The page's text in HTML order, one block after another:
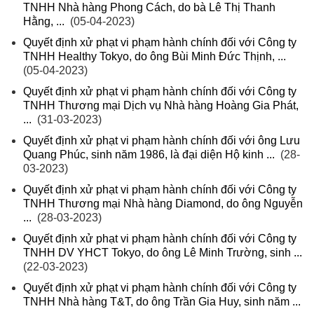
TNHH Nhà hàng Phong Cách, do bà Lê Thị Thanh
Hằng, ... (05-04-2023)
Quyết định xử phạt vi phạm hành chính đối với Công ty
TNHH Healthy Tokyo, do ông Bùi Minh Đức Thịnh, ...
(05-04-2023)
Quyết định xử phạt vi phạm hành chính đối với Công ty
TNHH Thương mại Dịch vụ Nhà hàng Hoàng Gia Phát,
... (31-03-2023)
Quyết định xử phạt vi phạm hành chính đối với ông Lưu
Quang Phúc, sinh năm 1986, là đại diện Hộ kinh ... (28-
03-2023)
Quyết định xử phạt vi phạm hành chính đối với Công ty
TNHH Thương mại Nhà hàng Diamond, do ông Nguyễn
... (28-03-2023)
Quyết định xử phạt vi phạm hành chính đối với Công ty
TNHH DV YHCT Tokyo, do ông Lê Minh Trường, sinh ...
(22-03-2023)
Quyết định xử phạt vi phạm hành chính đối với Công ty
TNHH Nhà hàng T&T, do ông Trần Gia Huy, sinh năm ...